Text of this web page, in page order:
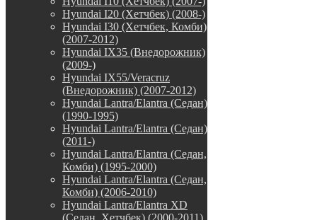
Hyundai I20 (Хетчбек) (2008-)
Hyundai I30 (Хетчбек, Комби)
(2007-2012)
Hyundai IX35 (Внедорожник)
(2009-)
Hyundai IX55/Veracruz
(Внедорожник) (2007-2012)
Hyundai Lantra/Elantra (Седан)
(1990-1995)
Hyundai Lantra/Elantra (Седан)
(2011-)
Hyundai Lantra/Elantra (Седан,
Комби) (1995-2000)
Hyundai Lantra/Elantra (Седан,
Комби) (2006-2010)
Hyundai Lantra/Elantra XD
(Седан, Хетчбек) (2000-2011)